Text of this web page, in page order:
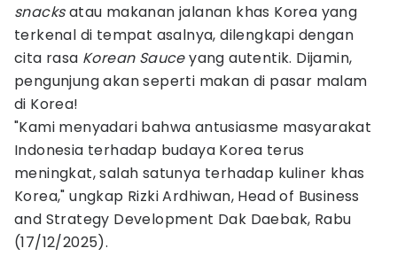
snacksatau makanan jalanan khas Korea yang
terkenal di tempat asalnya, dilengkapi dengan
cita rasa Korean Sauceyang autentik. Dijamin,
pengunjung akan seperti makan di pasar malam
di Korea!
"Kami menyadari bahwa antusiasme masyarakat
Indonesia terhadap budaya Korea terus
meningkat, salah satunya terhadap kuliner khas
Korea," ungkap Rizki Ardhiwan, Head of Business
and Strategy Development Dak Daebak, Rabu
(17/12/2025).